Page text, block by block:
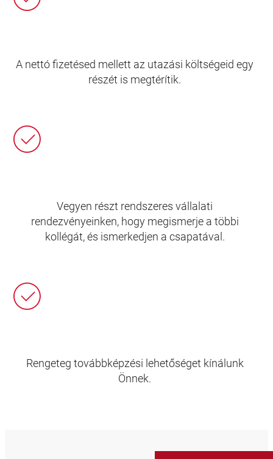
A nettó fizetésed mellett az utazási költségeid egy
részét is megtérítik.
Vegyen részt rendszeres vállalati
rendezvényeinken, hogy megismerje a többi
kollégát, és ismerkedjen a csapatával.
Rengeteg továbbképzési lehetőséget kínálunk
Önnek.